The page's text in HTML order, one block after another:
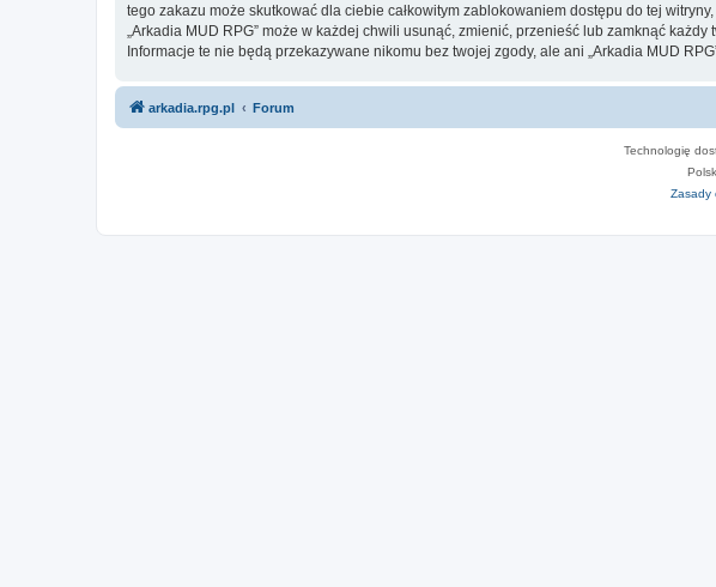
tego zakazu może skutkować dla ciebie całkowitym zablokowaniem dostępu do tej
„Arkadia MUD RPG” może w każdej chwili usunąć, zmienić, przenieść lub zamknąć
Informacje te nie będą przekazywane nikomu bez twojej zgody, ale ani „Arkadia MUD
arkadia.rpg.pl Forum
Technologię
Zasady